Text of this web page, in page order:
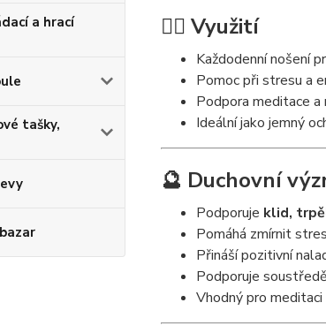
a hrací
tašky,
🧘‍♀️ Využití
Každodenní nošení
Pomoc při stresu a
Podpora meditace a
Ideální jako jemný
🔮 Duchovní
Podporuje klid,
Pomáhá zmírnit
Přináší pozitivní
Podporuje
Vhodný pro